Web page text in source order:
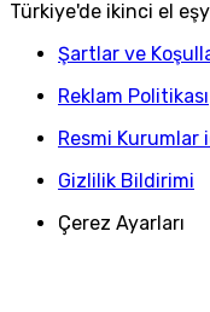
Türkiye'de ikinci el
Şartlar ve
Reklam Politikası
Resmi Kurumlar
Gizlilik Bildirimi
Çerez Ayarları